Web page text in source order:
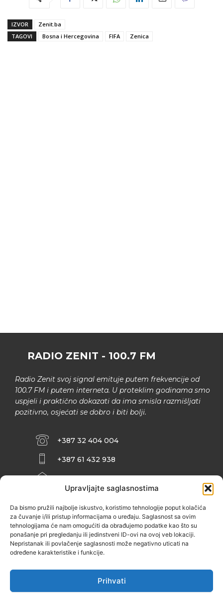
Upravljajte saglasnostima
Da bismo pružili najbolje iskustvo, koristimo tehnologije poput kolačića
za čuvanje i/ili pristup informacijama o uređaju. Saglasnost sa ovim
tehnologijama će nam omogućiti da obrađujemo podatke kao što su
ponašanje pri pregledanju ili jedinstveni ID-ovi na ovoj veb lokaciji.
Nepristanak ili povlačenje saglasnosti može negativno uticati na
određene karakteristike i funkcije.
Prihvati
IZVOR
Zenit.ba
TAGOVI
Bosna i Hercegovina FIFA Zenica
RADIO ZENIT - 100.7 FM
Radio Zenit svoj signal emituje putem frekvencije od
100.7 FM i putem interneta. U proteklim godinama smo
uspjeli i praktično dokazati da ima smisla razmišljati
pozitivno, osjećati se dobro i biti bolji.
+387 32 404 004
+387 61 432 938
INFO@ZENIT.BA
ZENIČANKA, 3. SPRAT), 72000 ZENICA